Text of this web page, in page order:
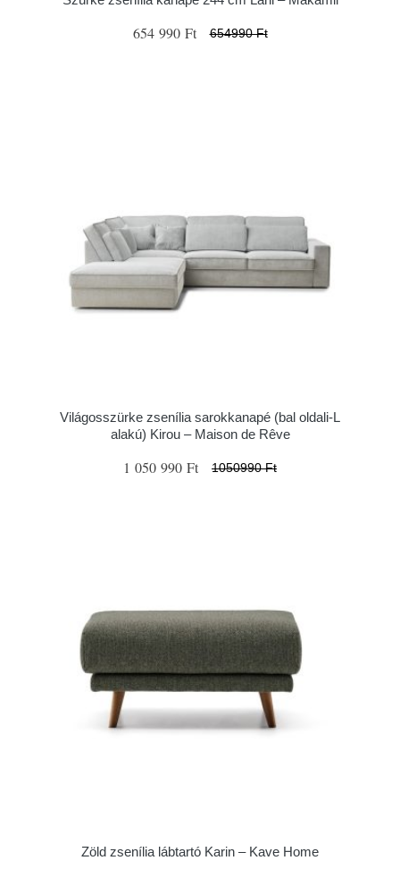
654 990 Ft 654990 Ft
Világosszürke zsenília sarokkanapé (bal oldali-L
alakú) Kirou – Maison de Rêve
1 050 990 Ft 1050990 Ft
Zöld zsenília lábtartó Karin – Kave Home